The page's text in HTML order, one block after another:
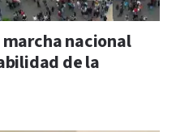
marcha nacional
de la